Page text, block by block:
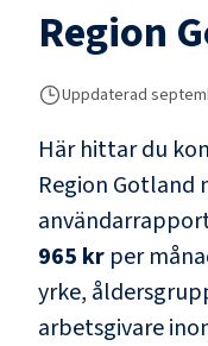
Region
Uppdaterad
Här hittar du
Region Gotland
965 kr per
yrke,
arbetsgivare